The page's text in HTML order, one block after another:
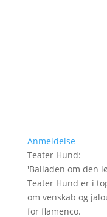
Anmeldelse
Teater Hund:
'Balladen om den
Teater Hund er i
om venskab og
for flamenco.